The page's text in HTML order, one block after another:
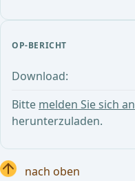
OP-BERICHT
Download:
Bitte melden Sie sich an
herunterzuladen.
nach oben